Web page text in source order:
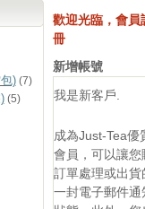
)(7)
(5)
歡迎光臨，會員
冊
新增帳號
我是新客戶.
成為Just-Tea優
會員，可以讓
訂單處理或出
一封電子郵件